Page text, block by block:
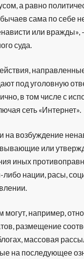
а равно
сама по себе
или вражды»,
суда.
под уголовную
в том числе с
сеть «Интернет».
возбуждение
или
иных
нации, расы,
например,
размещение
массовая
на последующее